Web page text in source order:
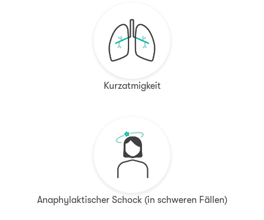
Kurzatmigkeit
Anaphylaktischer Schock (in schweren Fällen)